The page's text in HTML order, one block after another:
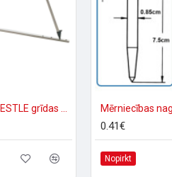
0.41€
Nopirkt